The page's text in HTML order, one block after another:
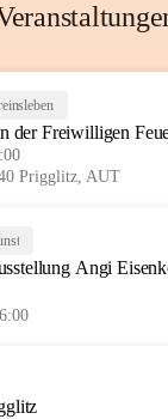
der Freiwilligen
Prigglitz, AUT
Angi